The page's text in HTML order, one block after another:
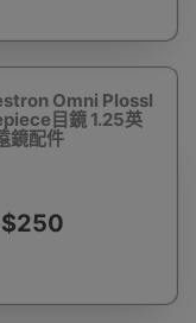
Omni Plossl
目鏡 1.25英
鏡配件
$250